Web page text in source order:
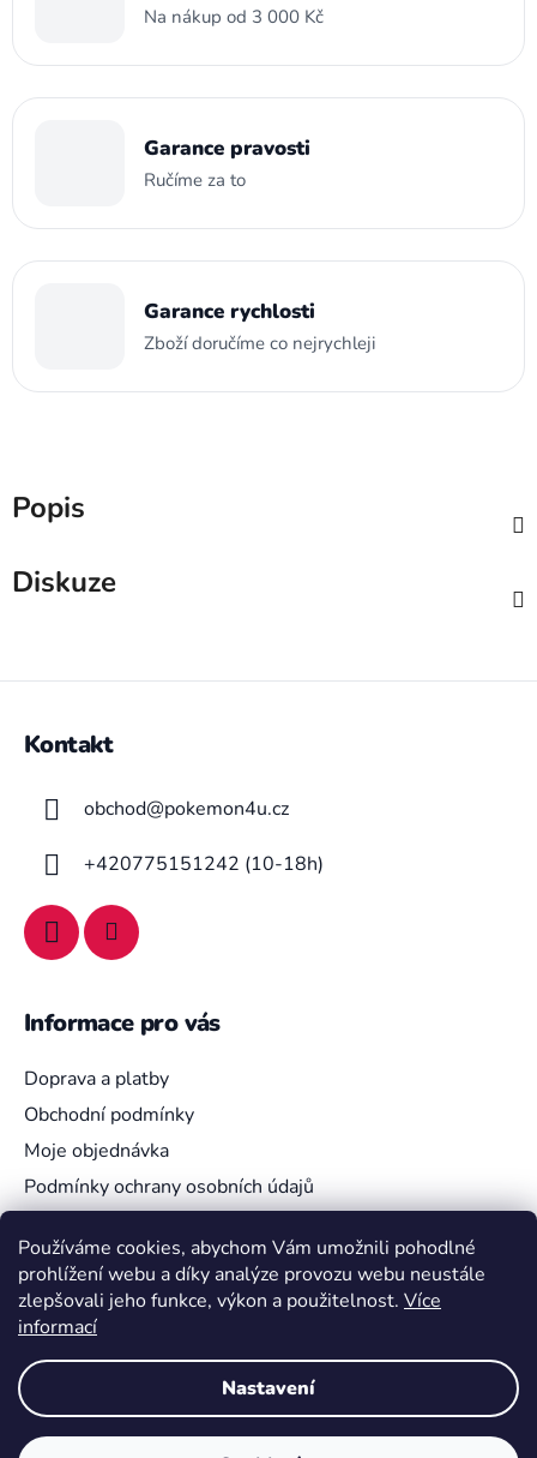
Používáme cookies, abychom Vám umožnili pohodlné
prohlížení webu a díky analýze provozu webu neustále
zlepšovali jeho funkce, výkon a použitelnost. Více
informací
Nastavení
Na nákup od 3 000 Kč
Garance pravosti
Ručíme za to
Garance rychlosti
Zboží doručíme co nejrychleji
Popis
Diskuze
Kontakt
obchod@pokemon4u.cz
+420775151242 (10-18h)
Informace pro vás
Doprava a platby
Obchodní podmínky
Moje objednávka
Podmínky ochrany osobních údajů
Vyhledávání
HLEDAT